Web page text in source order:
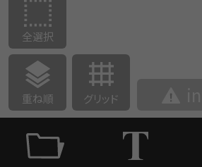
重ね順 グリッド
全選択